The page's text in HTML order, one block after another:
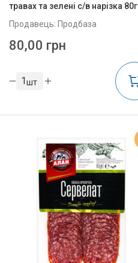
травах та зелені с/в нарізка 80г
Продавець: Продбаза
80,00 грн
шт